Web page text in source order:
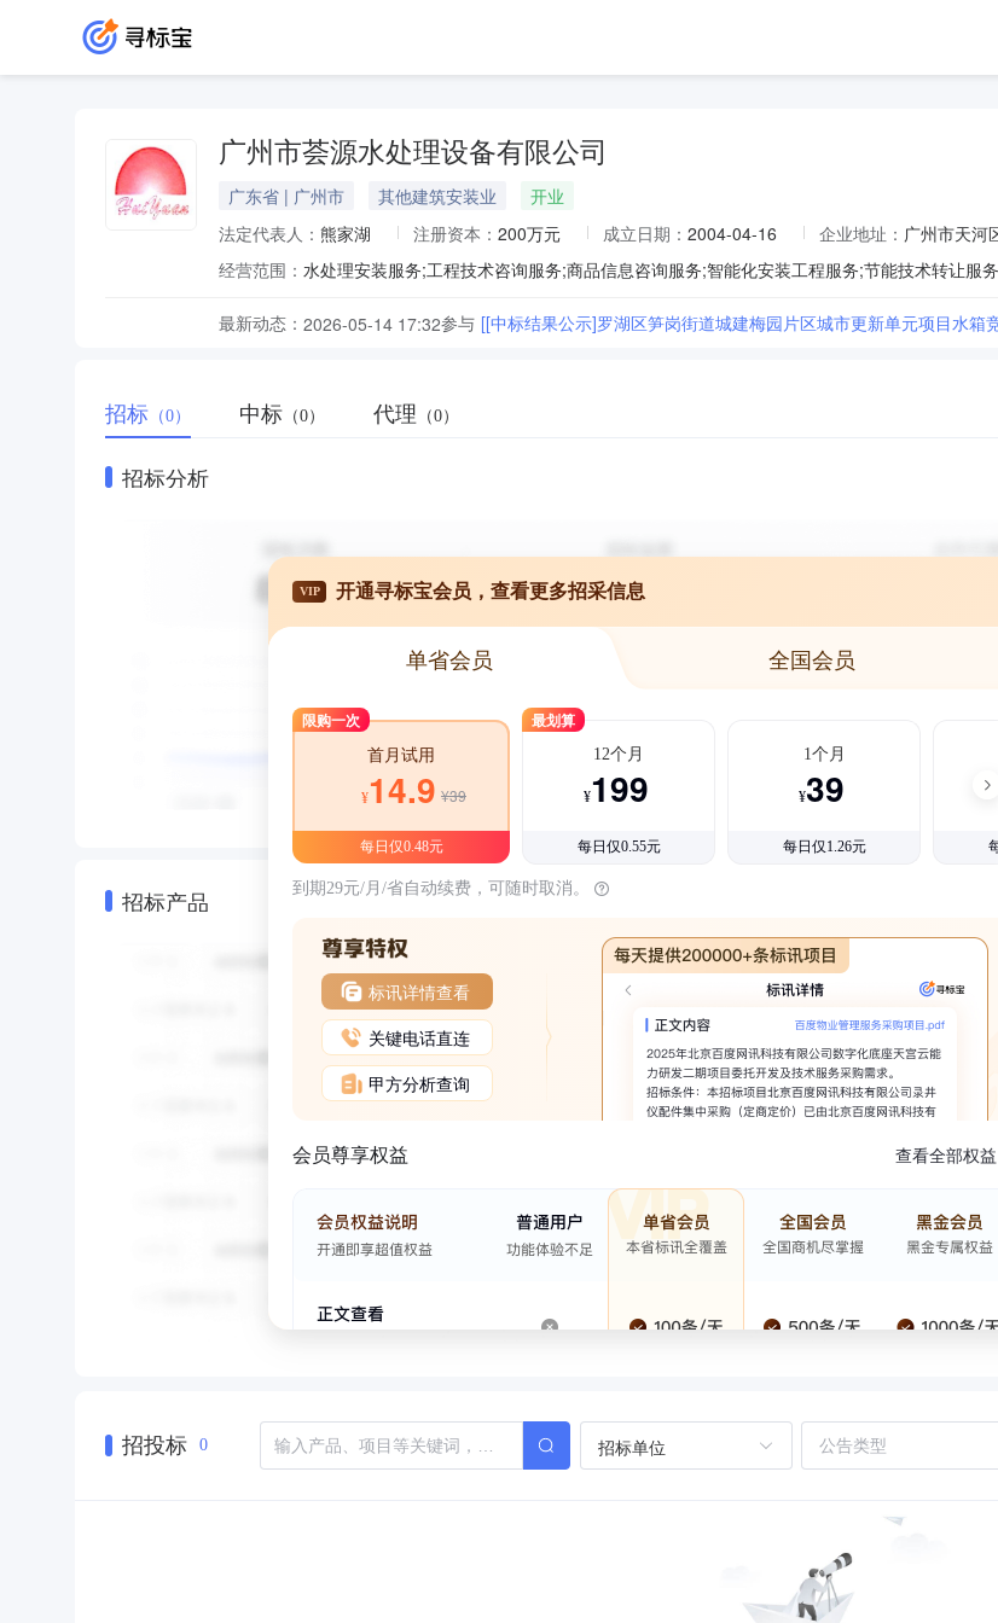
广州市荟源水处理设备有限公司
广东省 | 广州市 其他建筑安装业
开业
法定代表人： 熊家湖 注册资本： 200万元 成立日期： 2004-04-16 企业地址： 广州市天河
经营范围：
最新动态： 2026-05-14 17:32参与 [[中标结果公示]罗湖区笋岗街道城建梅园片区城市更新单元项目水箱
招标 （0） 中标 （0） 代理 （0）
招标分析
招标产品
VIP 开通寻标宝会员，查看更多招采信息
单省会员 全国会员
限购一次
首月试用
¥14.9 ¥39
每日仅0.48元
最划算
12个月
¥199
每日仅0.55元
1个月
¥39
每日仅1.26元
到期29元/月/省自动续费，可随时取消。
标讯详情查看
关键电话直连
甲方分析查询
会员尊享权益 查看全部权益
招投标 0 招标单位